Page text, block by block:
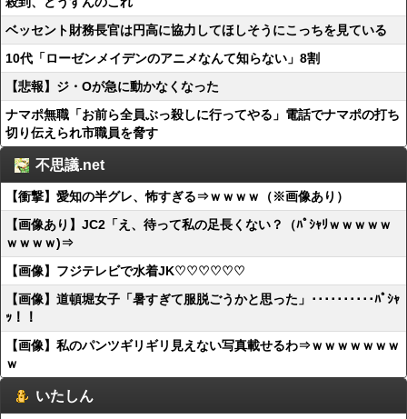
ベッセント財務長官は円高に協力してほしそうにこっちを見ている
10代「ローゼンメイデンのアニメなんて知らない」8割
【悲報】ジ・Oが急に動かなくなった
ナマポ無職「お前ら全員ぶっ殺しに行ってやる」電話でナマポの打ち
切り伝えられ市職員を脅す
不思議.net
【衝撃】愛知の半グレ、怖すぎる⇒ｗｗｗｗ（※画像あり）
【画像あり】JC2「え、待って私の足長くない？（ﾊﾟｼｬﾘｗｗｗｗｗ
ｗｗｗｗ)⇒
【画像】フジテレビで水着JK♡♡♡♡♡♡
【画像】道頓堀女子「暑すぎて服脱ごうかと思った」･･････････ﾊﾟｼｬ
ｯ！！
【画像】私のパンツギリギリ見えない写真載せるわ⇒ｗｗｗｗｗｗｗ
ｗ
いたしん